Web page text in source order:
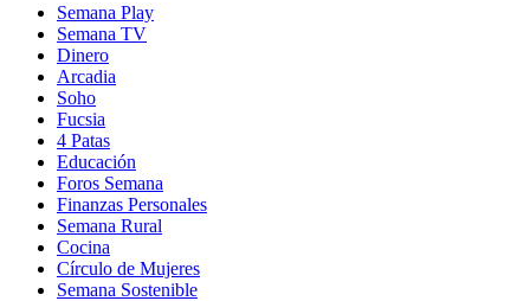
Semana Play
Semana TV
Dinero
Arcadia
Soho
in
new
window
Fucsia
in
new
window
4 Patas
Educación
Foros Semana
Finanzas Personales
Semana Rural
Cocina
Círculo de Mujeres
Semana Sostenible